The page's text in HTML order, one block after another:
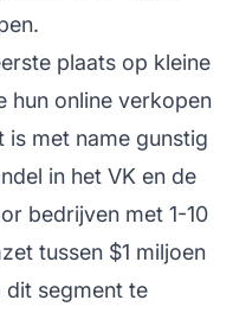
plaats op kleine
hun online verkopen
is met name gunstig
in het VK en de
bedrijven met 1-10
tussen $1 miljoen
dit segment te